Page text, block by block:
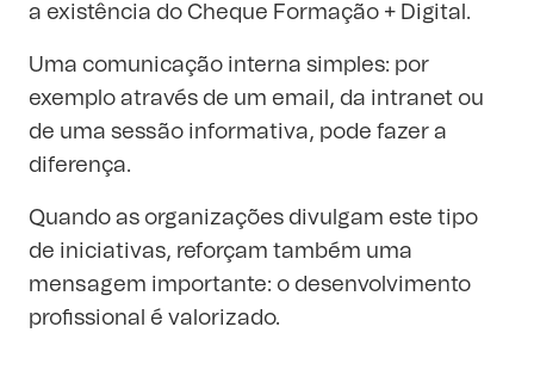
a existência do Cheque Formação + Digital.
Uma comunicação interna simples: por
exemplo através de um email, da intranet ou
de uma sessão informativa, pode fazer a
diferença.
Quando as organizações divulgam este tipo
de iniciativas, reforçam também uma
mensagem importante: o desenvolvimento
profissional é valorizado.